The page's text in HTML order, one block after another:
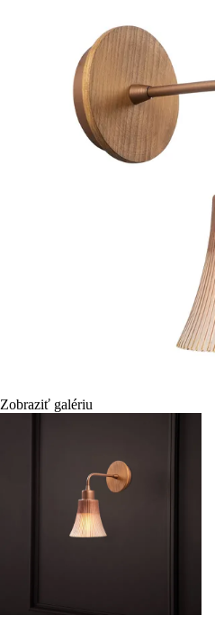
Zobraziť galériu